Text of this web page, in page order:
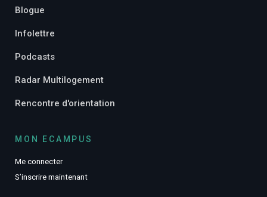
Blogue
Infolettre
Podcasts
Radar Multilogement
Rencontre d'orientation
MON ECAMPUS
Me connecter
S’inscrire maintenant